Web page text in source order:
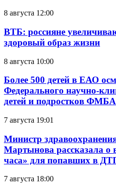
8 августа 12:00
ВТБ: россияне
здоровый образ жизни
8 августа 10:00
Более 500 детей в ЕАО
Федерального научно-
детей и подростков
7 августа 19:01
Министр
Мартынова рассказала о
часа» для попавших в
7 августа 18:00